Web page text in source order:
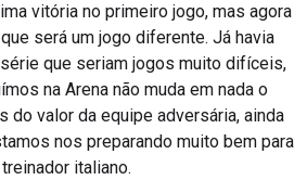
vitória no primeiro jogo, mas agora
será um jogo diferente. Já havia
que seriam jogos muito difíceis,
na Arena não muda em nada o
do valor da equipe adversária, ainda
nos preparando muito bem para
italiano.